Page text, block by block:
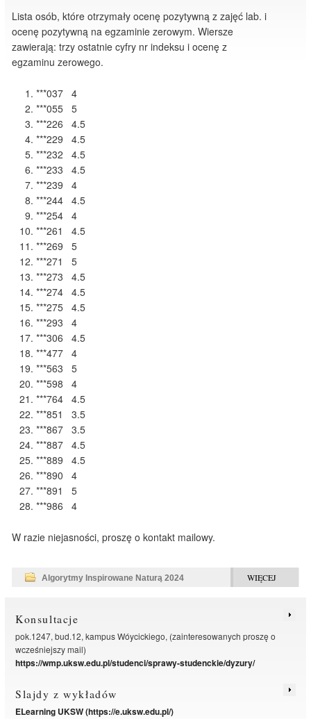
Lista osób, które otrzymały ocenę pozytywną z zajęć lab. i
ocenę pozytywną na egzaminie zerowym. Wiersze
zawierają: trzy ostatnie cyfry nr indeksu i ocenę z
egzaminu zerowego.
***037 4
***055 5
***226 4.5
***229 4.5
***232 4.5
***233 4.5
***239 4
***244 4.5
***254 4
***261 4.5
***269 5
***271 5
***273 4.5
***274 4.5
***275 4.5
***293 4
***306 4.5
***477 4
***563 5
***598 4
***764 4.5
***851 3.5
***867 3.5
***887 4.5
***889 4.5
***890 4
***891 5
***986 4
W razie niejasności, proszę o kontakt mailowy.
Algorytmy Inspirowane Naturą 2024 WIĘCEJ
Konsultacje
pok.1247, bud.12, kampus Wóycickiego, (zainteresowanych proszę o
wcześniejszy mail)
https://wmp.uksw.edu.pl/studenci/sprawy-studenckie/dyzury/
Slajdy z wykładów
ELearning UKSW (https://e.uksw.edu.pl/)